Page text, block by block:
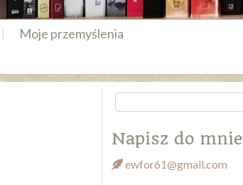
Moje przemyślenia
Napisz do mnie
ewfor61@gmail.com